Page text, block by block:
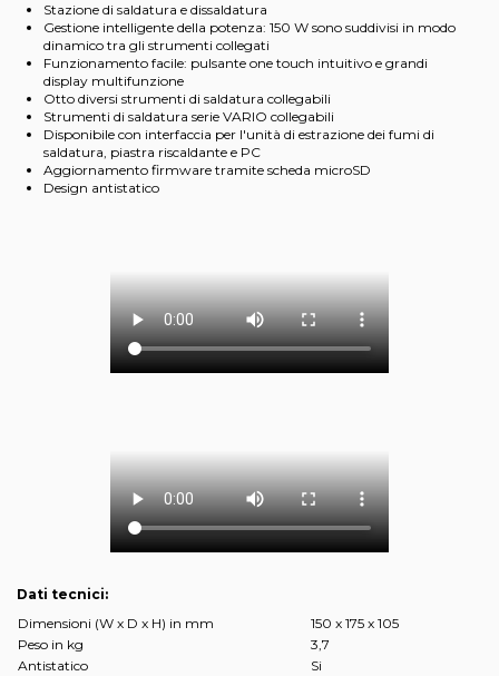
Stazione di saldatura e dissaldatura
Gestione intelligente della potenza: 150 W sono suddivisi in modo
dinamico tra gli strumenti collegati
Funzionamento facile: pulsante one touch intuitivo e grandi
display multifunzione
Otto diversi strumenti di saldatura collegabili
Strumenti di saldatura serie VARIO collegabili
Disponibile con interfaccia per l'unità di estrazione dei fumi di
saldatura, piastra riscaldante e PC
Aggiornamento firmware tramite scheda microSD
Design antistatico
Dati tecnici:
Dimensioni (W x D x H) in mm
150 x 175 x 105
Peso in kg
3,7
Antistatico
Si